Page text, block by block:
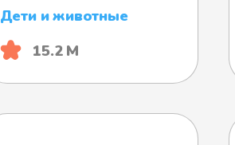
Дети и животные
15.2 М